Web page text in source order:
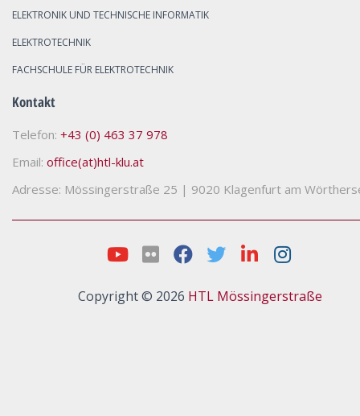
ELEKTRONIK UND TECHNISCHE INFORMATIK
ELEKTROTECHNIK
FACHSCHULE FÜR ELEKTROTECHNIK
Kontakt
Telefon: +43 (0) 463 37 978
Email: office(at)htl-klu.at
Adresse: Mössingerstraße 25 | 9020 Klagenfurt am
Copyright © 2026 HTL Mössingerstraße